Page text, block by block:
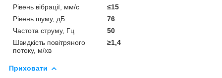
Рівень вібрації, мм/с
≤15
Рівень шуму, дБ
76
Частота струму, Гц
50
Швидкість повітряного
потоку, м/хв
≥1,4
Приховати